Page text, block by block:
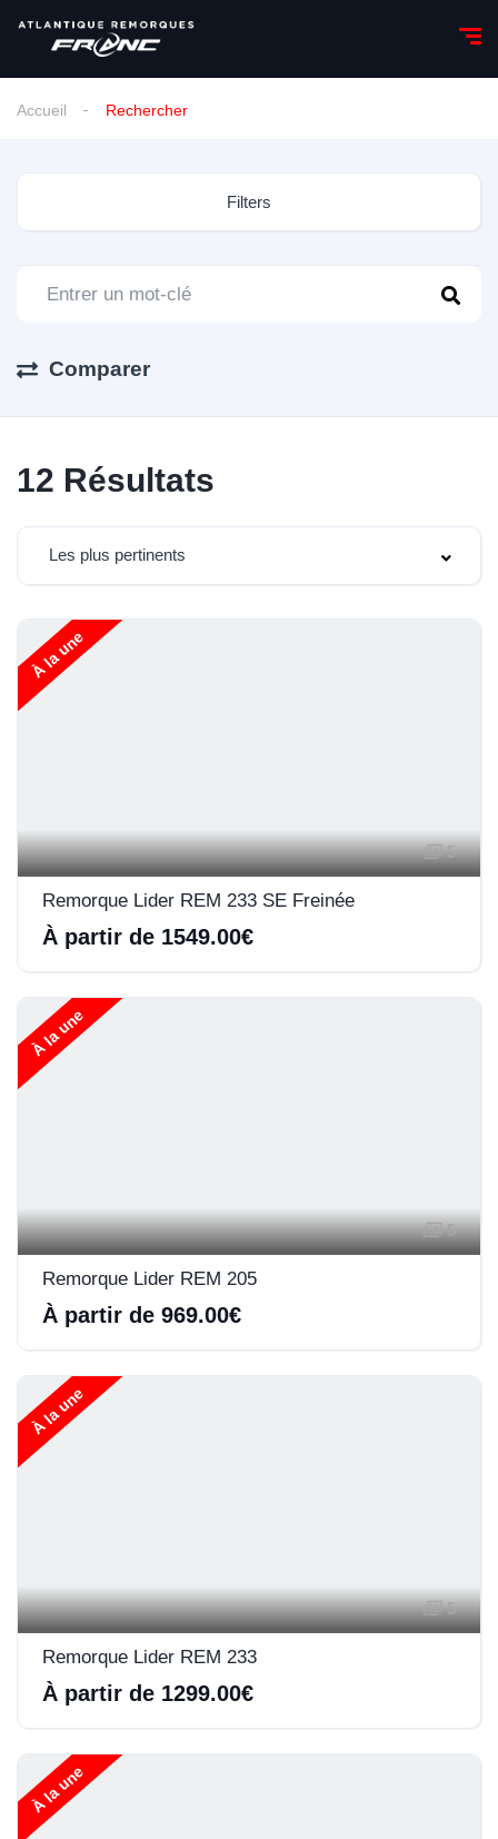
Accueil Rechercher
Filters
Comparer
12 Résultats
Les plus pertinents
À la une
5
Remorque Lider REM 233 SE Freinée
À partir de 1549.00€
À la une
5
Remorque Lider REM 205
À partir de 969.00€
À la une
5
Remorque Lider REM 233
À partir de 1299.00€
À la une